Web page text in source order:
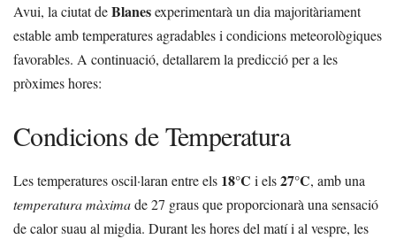
Avui, la ciutat deBlanesexperimentarà un dia majoritàriament
estable amb temperatures agradables i condicions meteorològiques
favorables. A continuació, detallarem la predicció per a les
pròximes hores:
Condicions de Temperatura
Les temperatures oscil·laran entre els 18°C i els27°C, amb una
temperatura màximade 27 graus que proporcionarà una sensació
de calor suau al migdia. Durant les hores del matí i al vespre, les